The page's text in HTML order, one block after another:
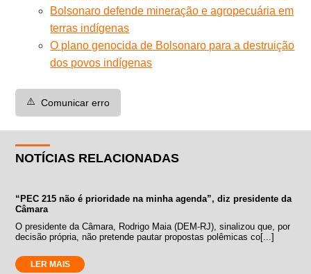
Bolsonaro defende mineração e agropecuária em
terras indígenas
O plano genocida de Bolsonaro para a destruição
dos povos indígenas
⚠️ Comunicar erro
NOTÍCIAS RELACIONADAS
“PEC 215 não é prioridade na minha agenda”, diz presidente da
Câmara
O presidente da Câmara, Rodrigo Maia (DEM-RJ), sinalizou que, por
decisão própria, não pretende pautar propostas polêmicas co[...]
LER MAIS